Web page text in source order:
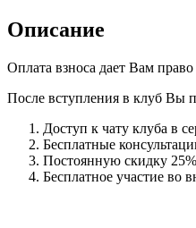
Описание
Оплата взноса дает Вам право
После вступления в клуб Вы
Доступ к чату клуба в
Бесплатные
Постоянную скидку
Бесплатное участие во